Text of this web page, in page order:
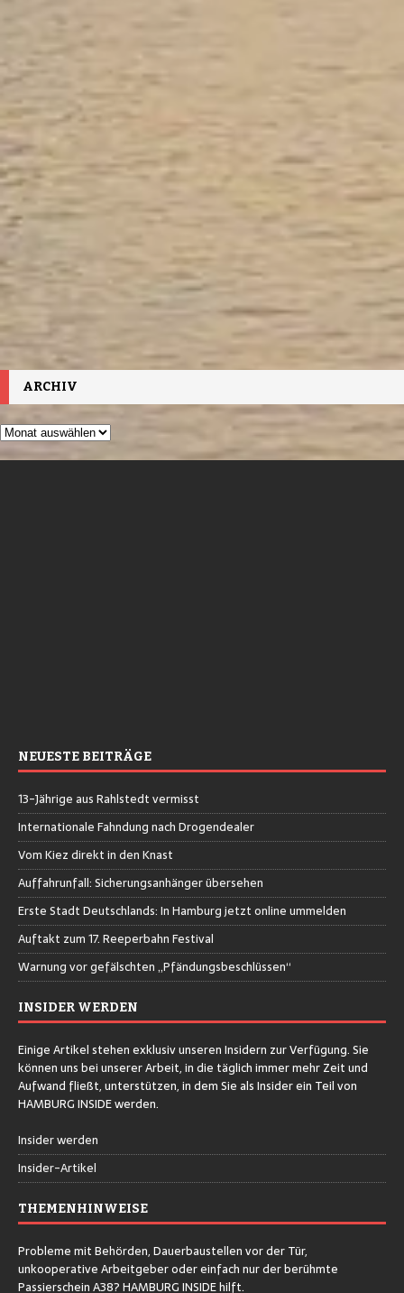
ARCHIV
NEUESTE BEITRÄGE
13-Jährige aus Rahlstedt vermisst
Internationale Fahndung nach Drogendealer
Vom Kiez direkt in den Knast
Auffahrunfall: Sicherungsanhänger übersehen
Erste Stadt Deutschlands: In Hamburg jetzt online ummelden
Auftakt zum 17. Reeperbahn Festival
Warnung vor gefälschten „Pfändungsbeschlüssen“
INSIDER WERDEN
Einige Artikel stehen exklusiv unseren Insidern zur Verfügung. Sie
können uns bei unserer Arbeit, in die täglich immer mehr Zeit und
Aufwand fließt, unterstützen, in dem Sie als Insider ein Teil von
HAMBURG INSIDE werden.
Insider werden
Insider-Artikel
THEMENHINWEISE
Probleme mit Behörden, Dauerbaustellen vor der Tür,
unkooperative Arbeitgeber oder einfach nur der berühmte
Passierschein A38? HAMBURG INSIDE hilft.